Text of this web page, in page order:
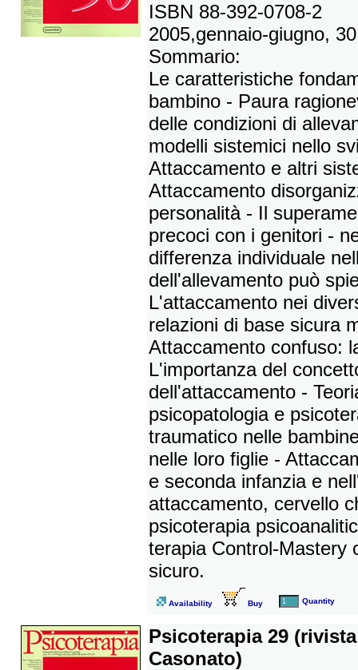
ISBN 88-392-0708-2
2005,gennaio-giugno,
Sommario:
Le caratteristiche
bambino - Paura
delle condizioni di
modelli sistemici nello
Attaccamento e altri
Attaccamento
personalità - Il
precoci con i genitori -
differenza individuale
dell'allevamento può
L'attaccamento nei
relazioni di base sicura
Attaccamento confuso:
L'importanza del
dell'attaccamento -
psicopatologia e
traumatico nelle
nelle loro figlie -
e seconda infanzia e
attaccamento, cervello
psicoterapia
terapia Control-Mastery
sicuro.
Availability Buy Quantity
Psicoterapia 29
Casonato)